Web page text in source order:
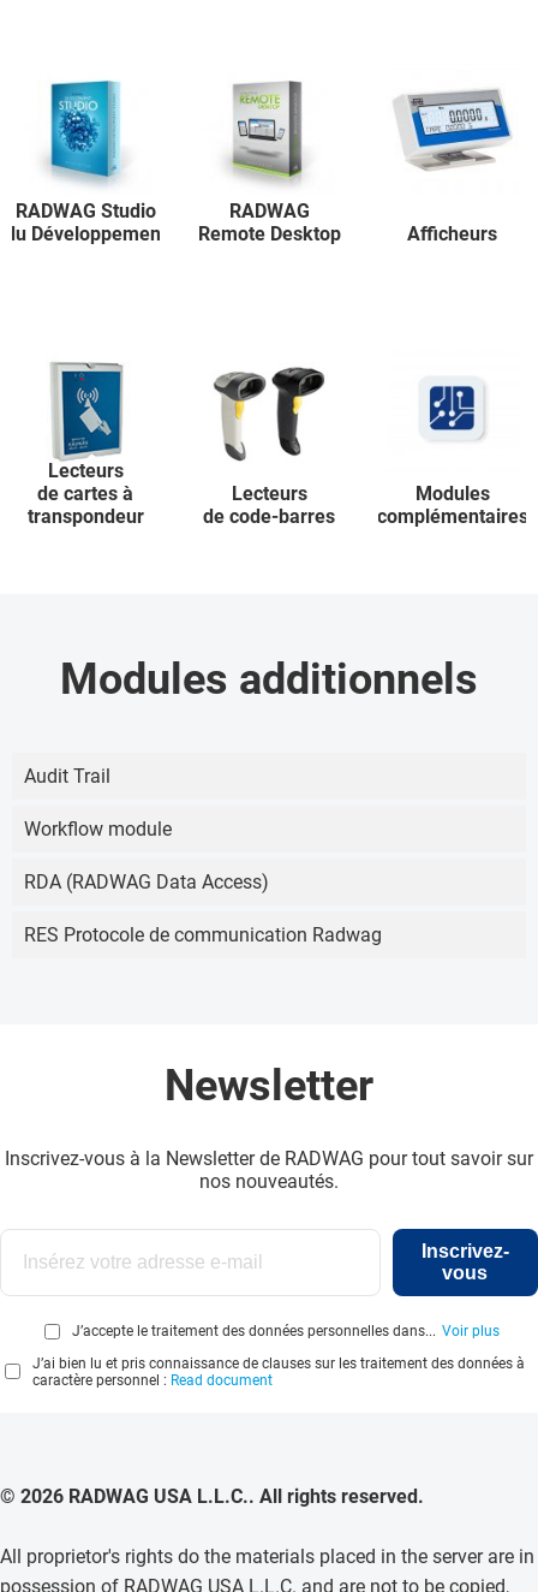
RADWAG Studio
du Développement
RADWAG
Remote Desktop
Afficheurs
Lecteurs
de cartes à
transpondeur
Lecteurs
de code-barres
Modules
complémentaires
Modules additionnels
Audit Trail
Workflow module
RDA (RADWAG Data Access)
RES Protocole de communication Radwag
Newsletter
Inscrivez-vous à la Newsletter de RADWAG pour tout savoir sur
nos nouveautés.
Inscrivez-
vous
J’accepte le traitement des données personnelles dans... Voir plus
J’ai bien lu et pris connaissance de clauses sur les traitement des données à
caractère personnel : Read document
© 2026 RADWAG USA L.L.C.. All rights reserved.
All proprietor's rights do the materials placed in the server are in
possession of RADWAG USA L.L.C. and are not to be copied,